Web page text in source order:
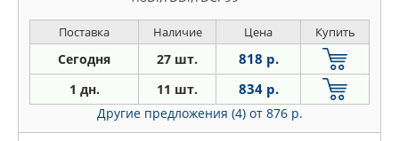
Поставка Наличие Цена Купить
Сегодня 27 шт. 818 р.
1 дн. 11 шт. 834 р.
Другие предложения (4) от 876 р.